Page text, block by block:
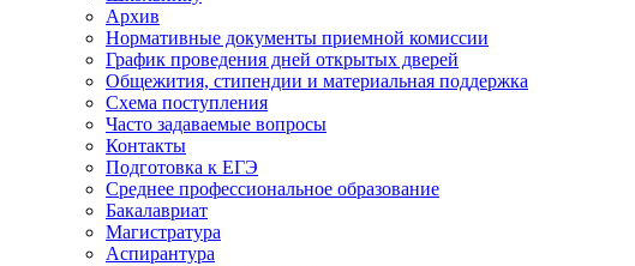
Архив
Нормативные документы приемной комиссии
График проведения дней открытых дверей
Общежития, стипендии и материальная поддержка
Схема поступления
Часто задаваемые вопросы
Контакты
Подготовка к ЕГЭ
Среднее профессиональное образование
Бакалавриат
Магистратура
Аспирантура